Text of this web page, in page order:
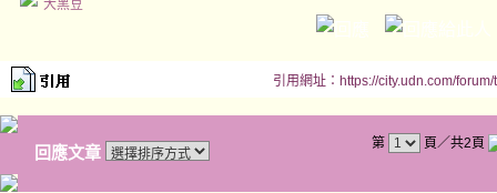
大黑豆
引用網址：https://city.udn.com/
回應文章 第 頁／共2頁